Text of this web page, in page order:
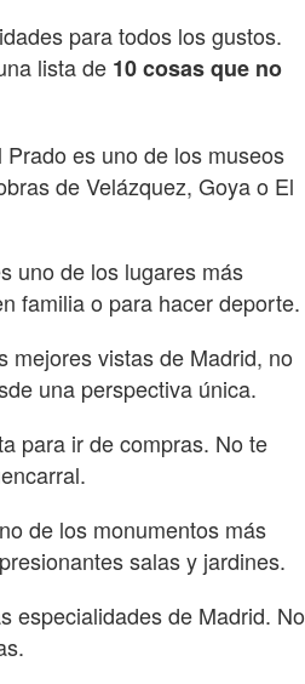
para todos los gustos.
lista de 10 cosas que no
Prado es uno de los museos
de Velázquez, Goya o El
uno de los lugares más
familia o para hacer deporte.
mejores vistas de Madrid, no
una perspectiva única.
para ir de compras. No te
de los monumentos más
salas y jardines.
especialidades de Madrid. No